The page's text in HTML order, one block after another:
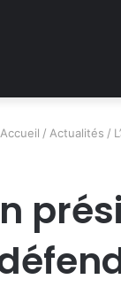
/ Actualités /